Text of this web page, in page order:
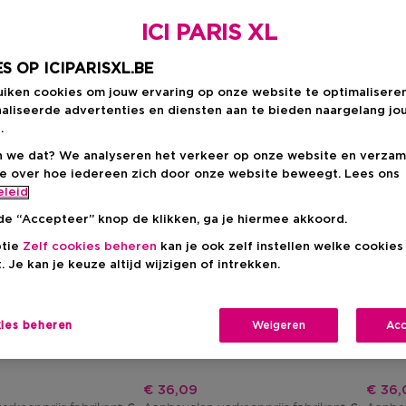
Tinted Jelly Spf6
BIOTHERM
Kortingsprijs
€ 36,09
Sun
€
ICI PARIS XL
OP ICIPARISXL.BE
cookies om jouw ervaring op onze website te
advertenties en diensten aan te bieden naargelang
we dat? We analyseren het verkeer op onze website en
over hoe iedereen zich door onze website beweegt. Lees ons
“Accepteer” knop de klikken, ga je hiermee akkoord.
Zelf cookies beheren kan je ook zelf instellen welke cookies
Je kan je keuze altijd wijzigen of intrekken.
beheren Weigeren